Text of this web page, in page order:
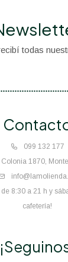
099 132 177
Colonia 1870,
8:30 a 21 h y
cafetería!
todas